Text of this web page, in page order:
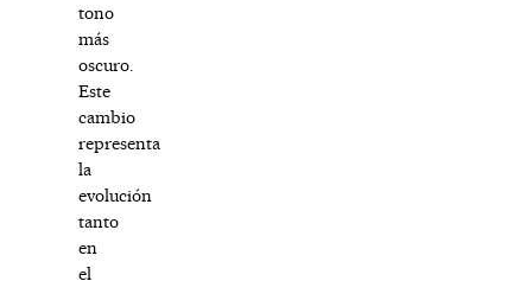
tono
más
oscuro.
Este
cambio
representa
la
evolución
tanto
en
el